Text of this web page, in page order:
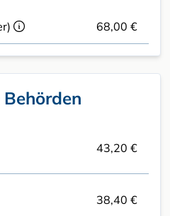
68,00 €
43,20 €
38,40 €